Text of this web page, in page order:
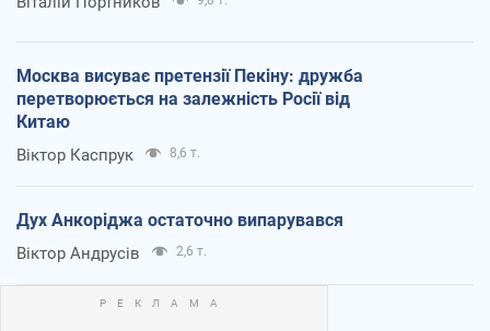
Москва висуває претензії Пекіну: дружба
перетворюється на залежність Росії від
Китаю
Віктор Каспрук 8,6 т.
Дух Анкоріджа остаточно випарувався
Віктор Андрусів 2,6 т.